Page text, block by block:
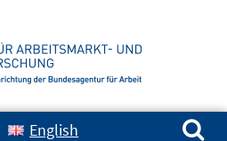
English
Suchen nach: